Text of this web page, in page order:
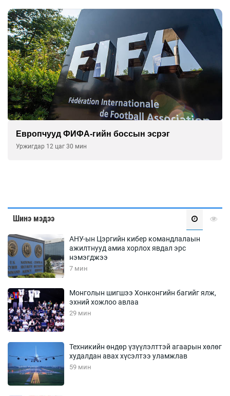
Европчууд ФИФА-гийн боссын эсрэг
Уржигдар 12 цаг 30 мин
Шинэ мэдээ
АНУ-ын Цэргийн кибер командлалаын
ажилтнууд амиа хорлох явдал эрс
нэмэгджээ
7 мин
Монголын шигшээ Хонконгийн багийг ялж,
эхний хожлоо авлаа
29 мин
Техникийн өндөр үзүүлэлттэй агаарын хөлөг
худалдан авах хүсэлтээ уламжлав
59 мин